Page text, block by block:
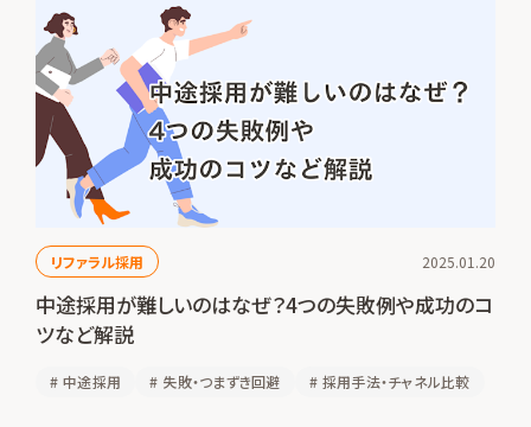
リファラル採用 2025.01.20
中途採用が難しいのはなぜ？4つの失敗例や成功のコ
ツなど解説
# 中途採用 # 失敗・つまずき回避 # 採用手法・チャネル比較